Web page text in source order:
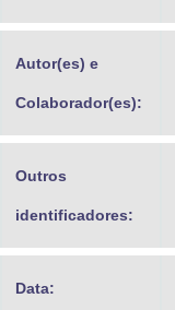
Advocacia-Geral da União
Banco Central do Brasil
Autor(es) e
Colaborador(es):
Outros
identificadores:
Data: